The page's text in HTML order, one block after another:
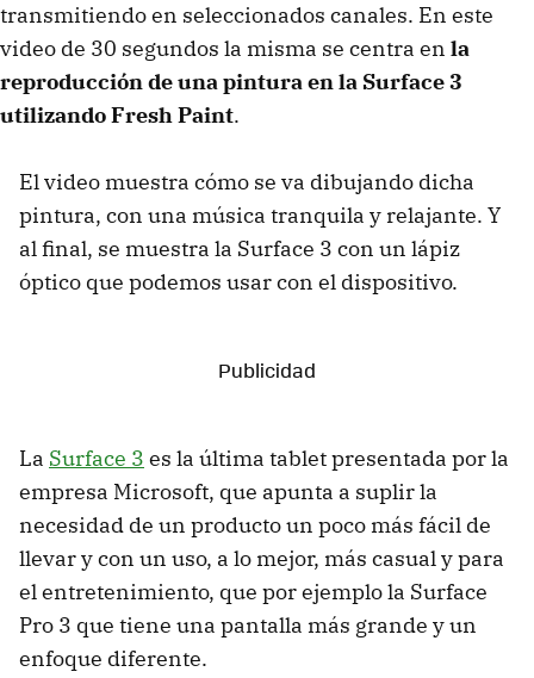
transmitiendo en seleccionados canales. En este
video de 30 segundos la misma se centra en la
reproducción de una pintura en la Surface 3
utilizando Fresh Paint.
El video muestra cómo se va dibujando dicha
pintura, con una música tranquila y relajante. Y
al final, se muestra la Surface 3 con un lápiz
óptico que podemos usar con el dispositivo.
La Surface 3 es la última tablet presentada por la
empresa Microsoft, que apunta a suplir la
necesidad de un producto un poco más fácil de
llevar y con un uso, a lo mejor, más casual y para
el entretenimiento, que por ejemplo la Surface
Pro 3 que tiene una pantalla más grande y un
enfoque diferente.